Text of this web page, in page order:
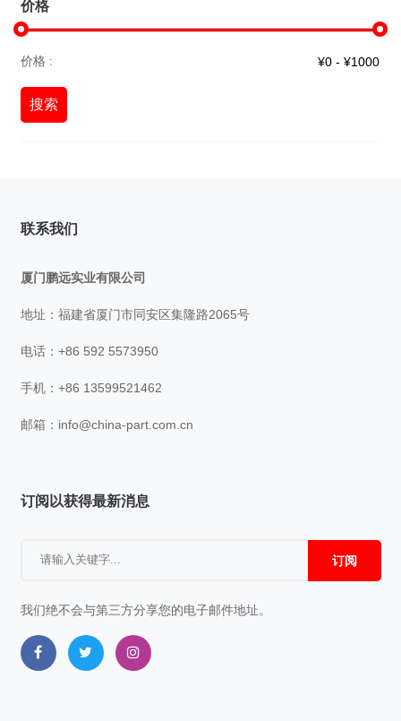
价格
价格 :
搜索
联系我们
厦门鹏远实业有限公司
地址：福建省厦门市同安区集隆路2065号
电话：+86 592 5573950
手机：+86 13599521462
邮箱： info@china-part.com.cn
订阅以获得最新消息
订阅
我们绝不会与第三方分享您的电子邮件地址。